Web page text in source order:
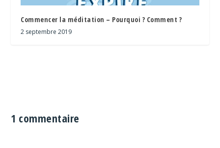
Commencer la méditation – Pourquoi ? Comment ?
2 septembre 2019
1 commentaire